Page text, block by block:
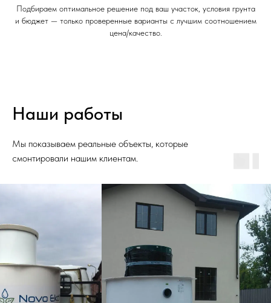
Подбираем оптимальное решение под ваш участок, условия грунта
и бюджет — только проверенные варианты с лучшим соотношением
цена/качество.
Наши работы
Мы показываем реальные объекты, которые
смонтировали нашим клиентам.